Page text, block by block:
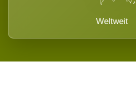
Weltweit